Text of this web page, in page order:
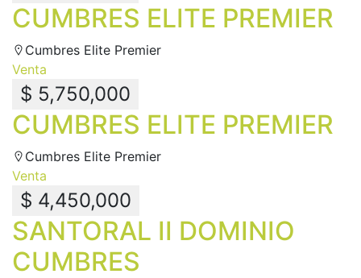
CUMBRES ELITE PREMIER
Cumbres Elite Premier
Venta
$ 5,750,000
CUMBRES ELITE PREMIER
Cumbres Elite Premier
Venta
$ 4,450,000
SANTORAL II DOMINIO
CUMBRES